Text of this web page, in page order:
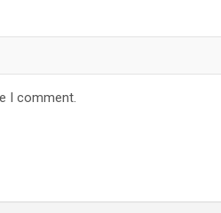
I comment.